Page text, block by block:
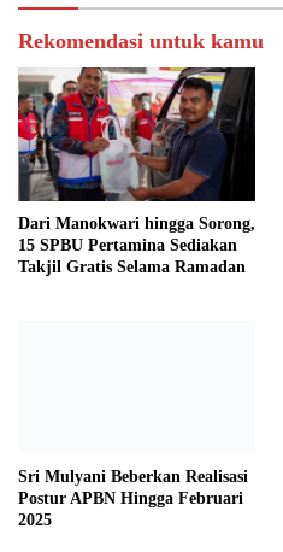
Rekomendasi untuk kamu
Dari Manokwari hingga Sorong,
15 SPBU Pertamina Sediakan
Takjil Gratis Selama Ramadan
Sri Mulyani Beberkan Realisasi
Postur APBN Hingga Februari
2025